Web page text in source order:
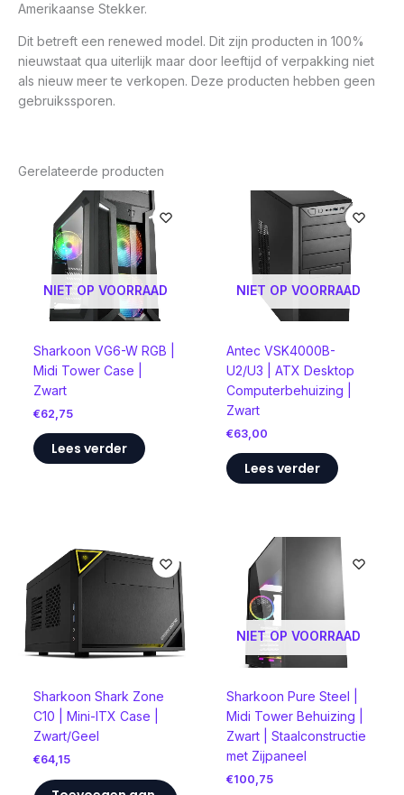
Amerikaanse Stekker.
Dit betreft een renewed model. Dit zijn producten in 100%
nieuwstaat qua uiterlijk maar door leeftijd of verpakking niet
als nieuw meer te verkopen. Deze producten hebben geen
gebruikssporen.
Gerelateerde producten
NIET OP VOORRAAD
Sharkoon VG6-W RGB |
Midi Tower Case |
Zwart
€62,75
Lees verder
NIET OP VOORRAAD
Antec VSK4000B-
U2/U3 | ATX Desktop
Computerbehuizing |
Zwart
€63,00
Lees verder
Sharkoon Shark Zone
C10 | Mini-ITX Case |
Zwart/Geel
€64,15
NIET OP VOORRAAD
Sharkoon Pure Steel |
Midi Tower Behuizing |
Zwart | Staalconstructie
met Zijpaneel
€100,75